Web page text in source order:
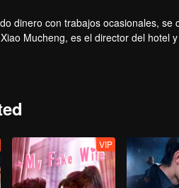
dinero con trabajos ocasionales,
Mucheng, es el director del hotel
Yi Ran y Xiao Mucheng chocan,
VIP